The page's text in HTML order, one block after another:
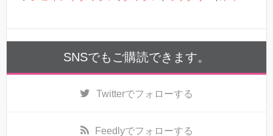
SNSでもご購読できます。
Twitterでフォローする
Feedlyでフォローする